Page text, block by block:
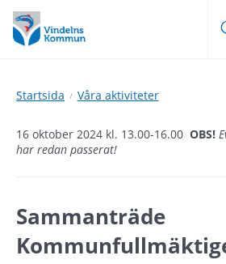
Hoppa
till
innehåll
Hoppa
till
undermeny
Startsida Våra aktiviteter
16 oktober 2024 kl. 13.00-16.00 OBS!
har redan passerat!
Sammanträde